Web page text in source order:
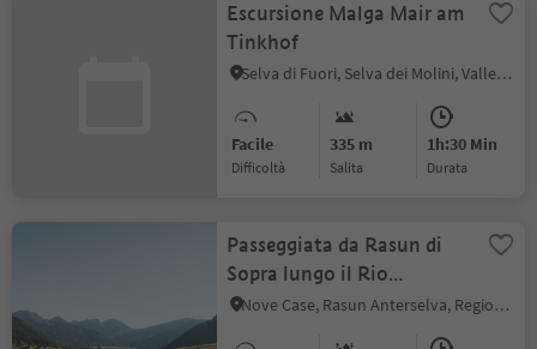
Escursione Malga Mair am
Tinkhof
Selva di Fuori, Selva dei Molini, Valle Aurina
Facile
Difficoltà
335 m
Salita
1h:30 Min
durata
Passeggiata da Rasun di
Sopra lungo il Rio
Anterselva fino a Bagni di
Nove Case, Rasun Anterselva, Regione dolomitica Plan de Corones